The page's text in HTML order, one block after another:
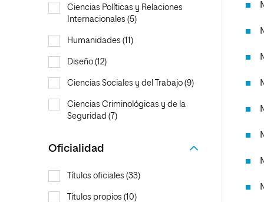
Ciencias Políticas y Relaciones
Internacionales (5)
Humanidades (11)
Diseño (12)
Ciencias Sociales y del Trabajo (9)
Ciencias Criminológicas y de la
Seguridad (7)
Oficialidad
Títulos oficiales (33)
Títulos propios (10)